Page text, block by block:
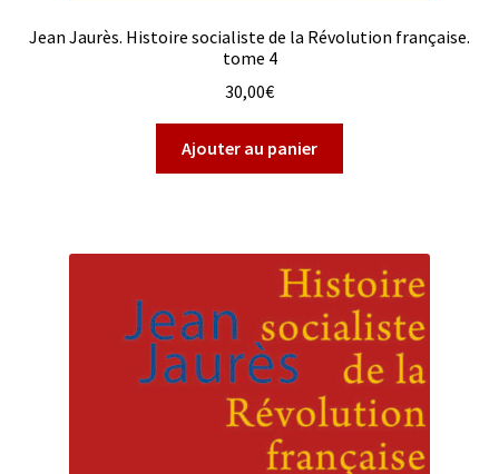
Jean Jaurès. Histoire socialiste de la Révolution française.
tome 4
30,00€
Ajouter au panier